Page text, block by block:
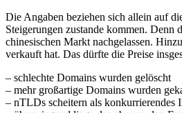
Die Angaben beziehen sich allein auf
Steigerungen zustande kommen. Denn
chinesischen Markt nachgelassen.
verkauft hat. Das dürfte die Preise
– schlechte Domains wurden gelöscht
– mehr großartige Domains wurden
– nTLDs scheitern als konkurrierendes